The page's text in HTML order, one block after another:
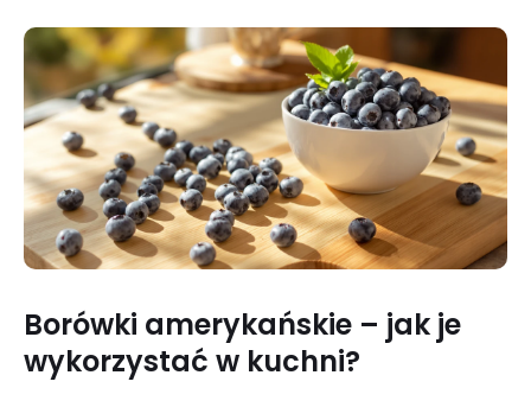
Borówki amerykańskie – jak je
wykorzystać w kuchni?